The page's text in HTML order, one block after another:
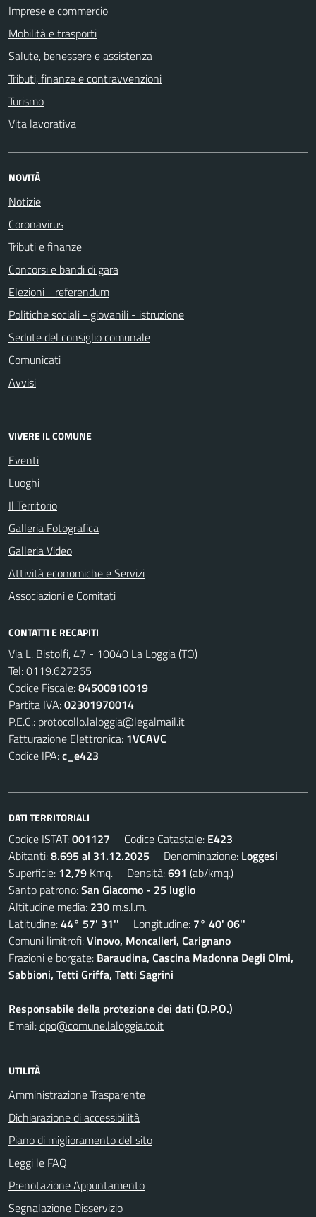
Imprese e commercio
Mobilità e trasporti
Salute, benessere e assistenza
Tributi, finanze e contravvenzioni
Turismo
Vita lavorativa
NOVITÀ
Notizie
Coronavirus
Tributi e finanze
Concorsi e bandi di gara
Elezioni - referendum
Politiche sociali - giovanili - istruzione
Sedute del consiglio comunale
Comunicati
Avvisi
VIVERE IL COMUNE
Eventi
Luoghi
Il Territorio
Galleria Fotografica
Galleria Video
Attività economiche e Servizi
Associazioni e Comitati
CONTATTI E RECAPITI
Via L. Bistolfi, 47 - 10040 La Loggia (TO)
Tel:0119.627265
Codice Fiscale:84500810019
Partita IVA:02301970014
P.E.C.: protocollo.laloggia@legalmail.it
Fatturazione Elettronica: 1VCAVC
Codice IPA:c_e423
DATI TERRITORIALI
Codice ISTAT:001127 Codice Catastale: E423
Abitanti:8.695 al 31.12.2025 Denominazione: Loggesi
Superficie: 12,79 Kmq. Densità:691 (ab/kmq.)
Santo patrono:San Giacomo - 25 luglio
Altitudine media: 230 m.s.l.m.
Latitudine:44° 57' 31'' Longitudine: 7° 40' 06''
Comuni limitrofi:Vinovo, Moncalieri, Carignano
Frazioni e borgate: Baraudina, Cascina Madonna Degli Olmi,
Sabbioni, Tetti Griffa, Tetti Sagrini
Responsabile della protezione dei dati (D.P.O.)
Email:dpo@comune.laloggia.to.it
UTILITÀ
Amministrazione Trasparente
Dichiarazione di accessibilità
Piano di miglioramento del sito
Leggi le FAQ
Prenotazione Appuntamento
Segnalazione Disservizio